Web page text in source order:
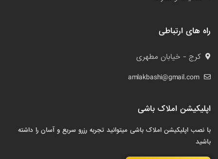
راه های ارتباطی
کرج - خیابان مطهری
amlakbashi@gmail.com
اپلیکیشن املاک باشی
با نصب اپلیکیشن املاک باشی میتوانید تجربه رزرو سریع و آسان را داشته
باشید